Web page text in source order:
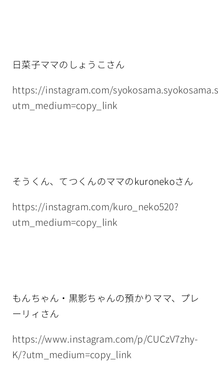
日菜子ママのしょうこさん
https://instagram.com/
utm_medium=copy_link
そうくん、てつくんのママのkuronekoさん
https://instagram.com/kuro_neko520?
utm_medium=copy_link
もんちゃん・黒影ちゃんの預かりママ、プレ
ーリィさん
https://www.instagram.com/p/CUCzV7zhy-
K/?utm_medium=copy_link